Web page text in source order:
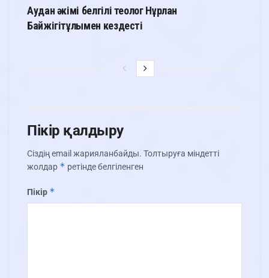
Аудан әкімі белгілі теолог Нұрлан
Байжігітұлымен кездесті
Пікір қалдыру
Сіздің email жарияланбайды. Толтыруға міндетті
жолдар * ретінде белгіленген
Пікір *